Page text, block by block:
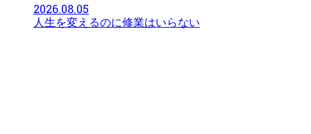
2026.08.05
人生を変えるのに修業はいらない